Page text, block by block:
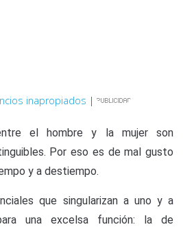
inapropiados |
el hombre y la mujer son
Por eso es de mal gusto
y a destiempo.
que singularizan a uno y a
una excelsa función: la de